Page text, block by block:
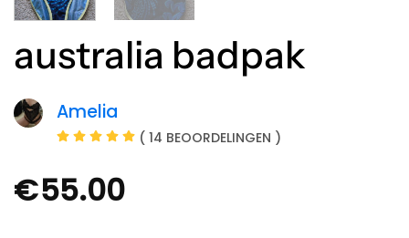
australia badpak
Amelia
( 14 BEOORDELINGEN )
€55.00